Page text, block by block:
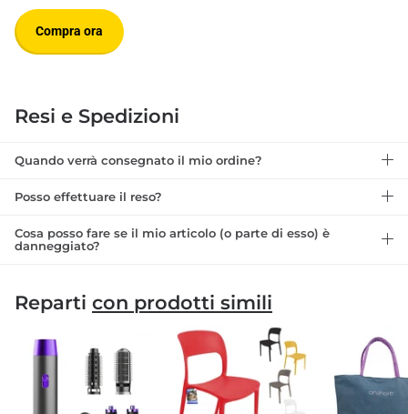
Compra ora
Resi e Spedizioni
Quando verrà consegnato il mio ordine?
Posso effettuare il reso?
Cosa posso fare se il mio articolo (o parte di esso) è
danneggiato?
Reparti con prodotti simili